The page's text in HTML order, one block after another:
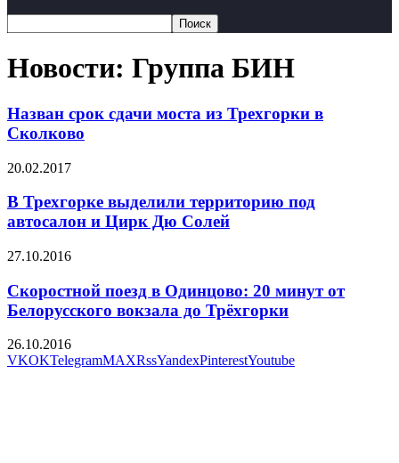
Новости: Группа БИН
Назван срок сдачи моста из Трехгорки в
Сколково
20.02.2017
В Трехгорке выделили территорию под
автосалон и Цирк Дю Солей
27.10.2016
Скоростной поезд в Одинцово: 20 минут от
Белорусского вокзала до Трёхгорки
26.10.2016
VKOKTelegramMAXRssYandexPinterestYoutube